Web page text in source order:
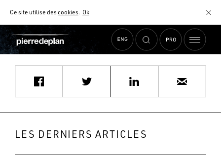
Ce site utilise descookies. Ok
AIDE AU CHOIX
Accueil Actualités afmmicaylou@outlook.fr
LES DERNIERS ARTICLES